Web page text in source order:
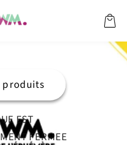
Panier
produits
EST
FERMEE